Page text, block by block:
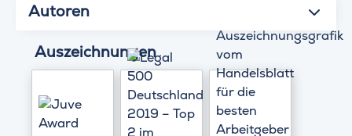
Autoren
Auszeichnungen